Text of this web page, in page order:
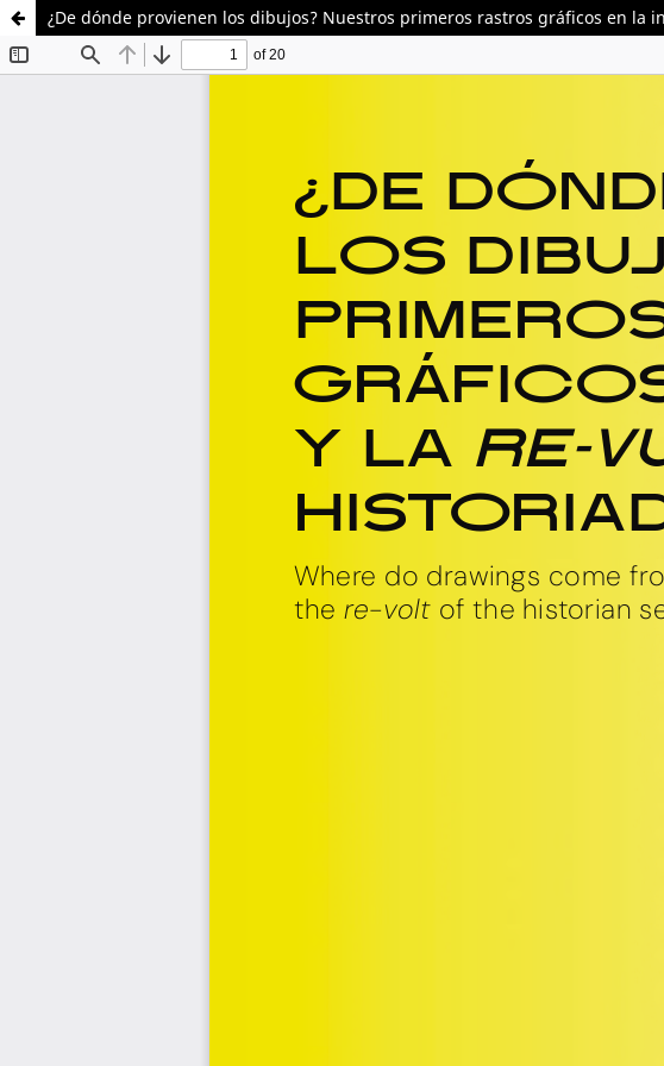
¿De dónde provienen los dibujos? Nuestros primeros rastros gráficos en la